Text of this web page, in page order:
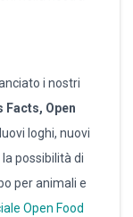
i nostri
Facts, Open
loghi, nuovi
possibilità di
per animali e
Open Food